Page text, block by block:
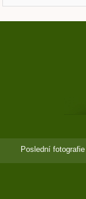
Poslední fotografie